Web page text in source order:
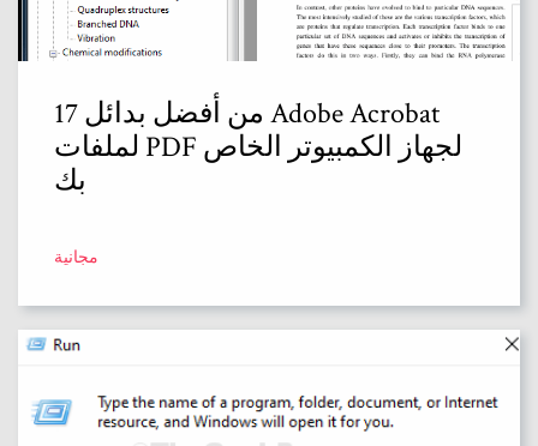
17 من أفضل بدائل Adobe Acrobat
لملفات PDF لجهاز الكمبيوتر الخاص
بك
مجانية